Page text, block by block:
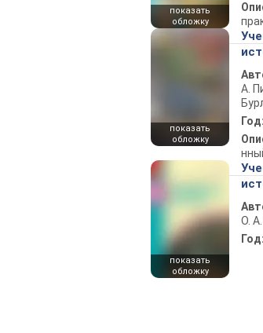
показать
обложку
показать
обложку
А.
Год:
показать
обложку
О.
Год: